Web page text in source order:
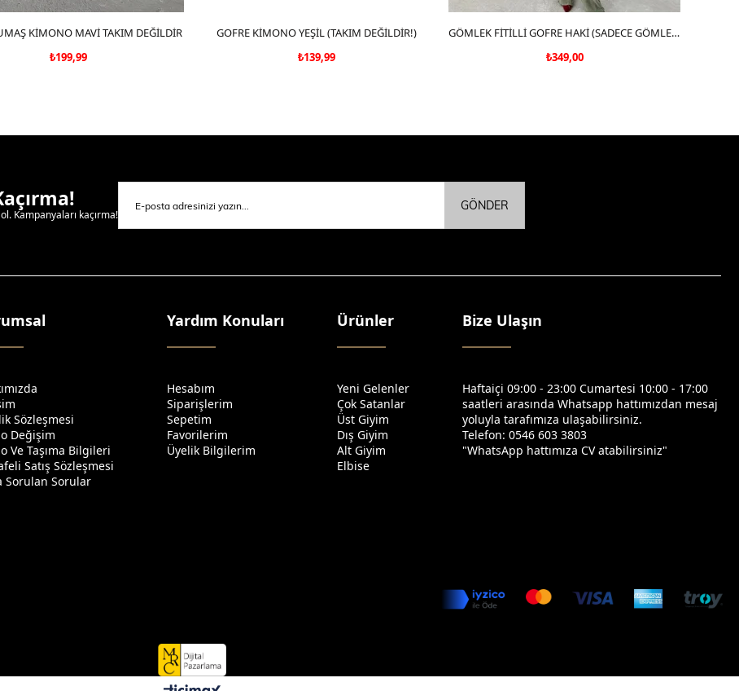
SEPETE EKLE
KİMONO MAVİ TAKIM DEĞİLDİR
₺199,99
SEPETE EKLE
GOFRE KİMONO YEŞİL (TAKIM DEĞİLDİR!)
₺139,99
SEPETE EKLE
GÖMLEK FİTİLLİ GOFRE HAKİ (SADECE GÖMLEK)
₺349,00
Kampanyaları kaçırma!
GÖNDER
Sözleşmesi
Değişim
Ve Taşıma Bilgileri
Satış Sözleşmesi
Sorulan Sorular
Yardım Konuları
Hesabım
Siparişlerim
Sepetim
Favorilerim
Üyelik Bilgilerim
Ürünler
Yeni Gelenler
Çok Satanlar
Üst Giyim
Dış Giyim
Alt Giyim
Elbise
Bize Ulaşın
Haftaiçi 09:00 - 23:00 Cumartesi 10:00 - 17:00
saatleri arasında Whatsapp hattımızdan mesaj
yoluyla tarafımıza ulaşabilirsiniz.
Telefon: 0546 603 3803
"WhatsApp hattımıza CV atabilirsiniz"